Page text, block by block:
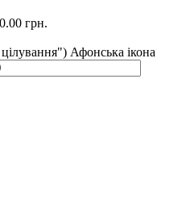
грн.
Афонська ікона